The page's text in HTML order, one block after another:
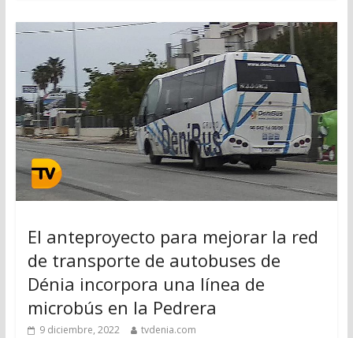
El anteproyecto para mejorar la red
de transporte de autobuses de
Dénia incorpora una línea de
microbús en la Pedrera
9 diciembre, 2022 tvdenia.com